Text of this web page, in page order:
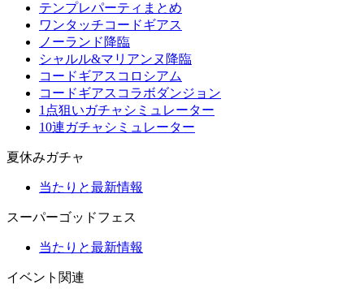
テンプレパーティまとめ
ワンタッチコードギアス
ノーランド降臨
シャルル&マリアンヌ降臨
コードギアスコロシアム
コードギアスコラボダンジョン
1点狙いガチャシミュレーター
10連ガチャシミュレーター
夏休みガチャ
当たりと最新情報
スーパーゴッドフェス
当たりと最新情報
イベント関連